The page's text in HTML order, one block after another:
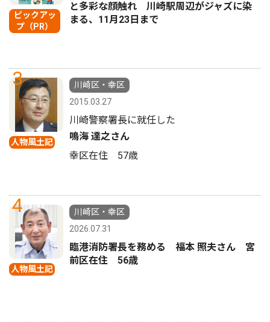
ピックアッ
プ（PR）
と多彩な顔触れ 川崎駅周辺がジャズに染
まる、11月23日まで
3
人物風土記
川崎区・幸区
2015.03.27
川崎警察署長に就任した
鳴海 達之さん
幸区在住 57歳
4
人物風土記
川崎区・幸区
2026.07.31
臨港消防署長を務める 福本 照夫さん 宮
前区在住 56歳